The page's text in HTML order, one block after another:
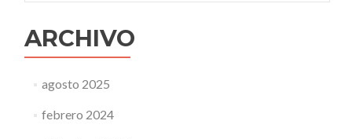
ARCHIVO
agosto 2025
febrero 2024